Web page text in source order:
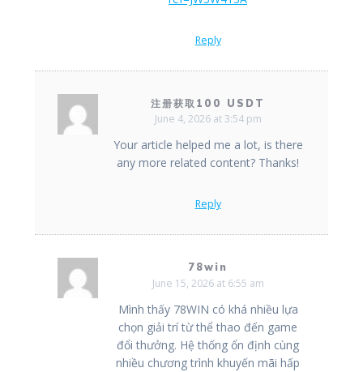
Reply
注册获取100 USDT
June 4, 2026 at 3:54 pm
Your article helped me a lot, is there
any more related content? Thanks!
Reply
78win
June 15, 2026 at 6:55 am
Mình thấy 78WIN có khá nhiều lựa
chọn giải trí từ thể thao đến game
đổi thưởng. Hệ thống ổn định cùng
nhiều chương trình khuyến mãi hấp